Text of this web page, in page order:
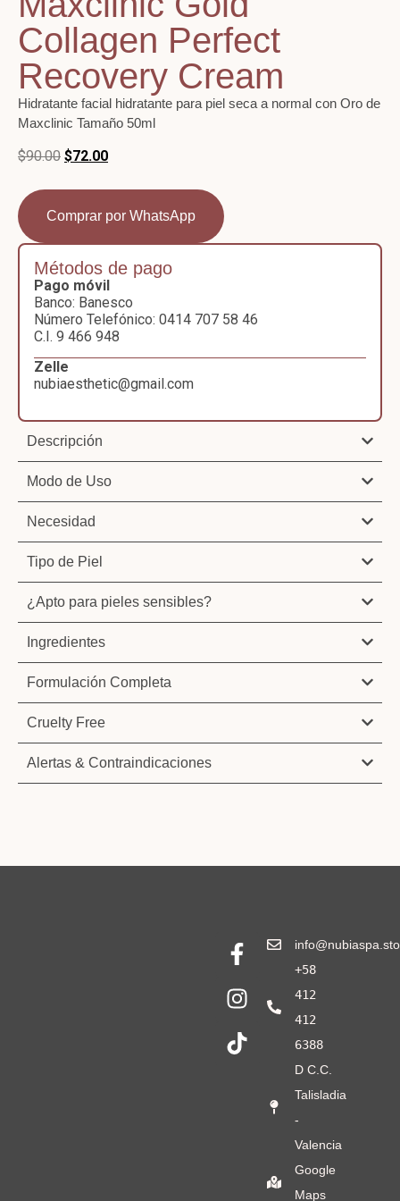
Collagen Perfect
Recovery Cream
Hidratante facial hidratante para piel seca a normal con Oro de
Maxclinic Tamaño 50ml
$90.00 $72.00
Comprar por WhatsApp
Métodos de pago
Pago móvil
Banco: Banesco
Número Telefónico: 0414 707 58 46
C.I. 9 466 948
Zelle
nubiaesthetic@gmail.com
Descripción
Modo de Uso
Necesidad
Tipo de Piel
¿Apto para pieles sensibles?
Ingredientes
Formulación Completa
Cruelty Free
Alertas & Contraindicaciones
+58
412
412
6388
D C.C.
Talisladia
-
Valencia
Google
Maps